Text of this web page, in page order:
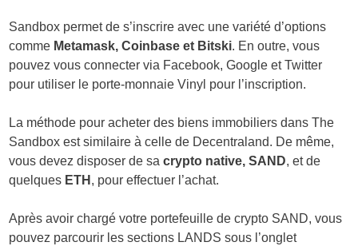
Sandbox permet de s’inscrire avec une variété d’options
comme Metamask, Coinbase et Bitski. En outre, vous
pouvez vous connecter via Facebook, Google et Twitter
pour utiliser le porte-monnaie Vinyl pour l’inscription.
La méthode pour acheter des biens immobiliers dans The
Sandbox est similaire à celle de Decentraland. De même,
vous devez disposer de sacrypto native, SAND, et de
quelques ETH , pour effectuer l’achat.
Après avoir chargé votre portefeuille de crypto SAND, vous
pouvez parcourir les sections LANDS sous l’onglet